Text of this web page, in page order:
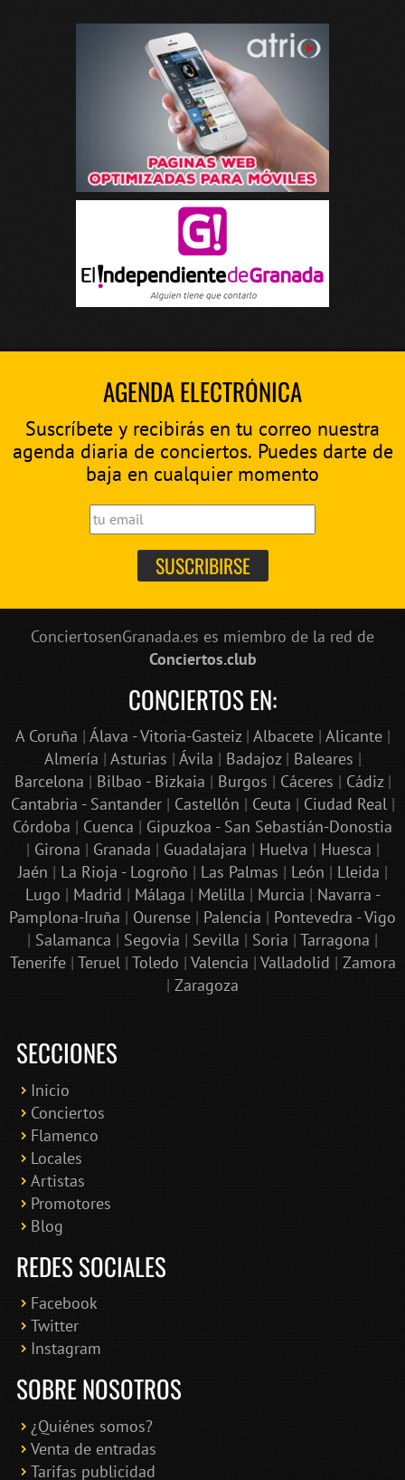
AGENDA ELECTRÓNICA
Suscríbete y recibirás en tu correo nuestra
agenda diaria de conciertos. Puedes darte de
baja en cualquier momento
ConciertosenGranada.es es miembro de la red de
Conciertos.club
CONCIERTOS EN:
A Coruña | Álava - Vitoria-Gasteiz| Albacete| Alicante|
Almería | Asturias | Ávila | Badajoz| Baleares |
Barcelona | Bilbao - Bizkaia | Burgos | Cáceres | Cádiz|
Cantabria - Santander| Castellón | Ceuta | Ciudad Real|
Córdoba | Cuenca | Gipuzkoa - San Sebastián-Donostia
| Girona | Granada | Guadalajara | Huelva | Huesca |
Jaén | La Rioja - Logroño | Las Palmas | León | Lleida |
Lugo | Madrid | Málaga | Melilla | Murcia | Navarra -
Pamplona-Iruña | Ourense | Palencia | Pontevedra - Vigo
| Salamanca | Segovia | Sevilla | Soria | Tarragona |
Tenerife| Teruel| Toledo | Valencia | Valladolid | Zamora
| Zaragoza
SECCIONES
Inicio
Conciertos
Flamenco
Locales
Artistas
Promotores
Blog
REDES SOCIALES
Facebook
Twitter
Instagram
SOBRE NOSOTROS
¿Quiénes somos?
Venta de entradas
Tarifas publicidad